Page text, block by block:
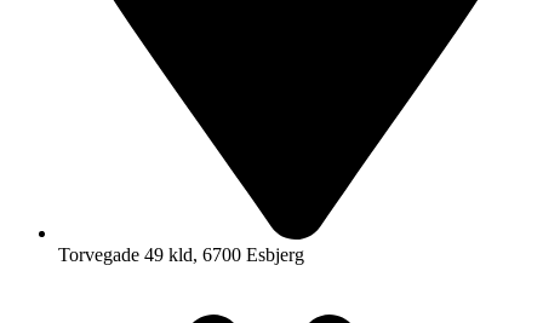
Torvegade 49 kld, 6700 Esbjerg